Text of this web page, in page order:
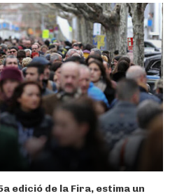
edició de la Fira, estima un